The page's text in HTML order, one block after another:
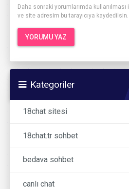
Daha sonraki yorumlarımda
ve site adresim bu tarayıcıya kaydedilsin.
Kategoriler
18chat sitesi
18chat.tr sohbet
bedava sohbet
canlı chat